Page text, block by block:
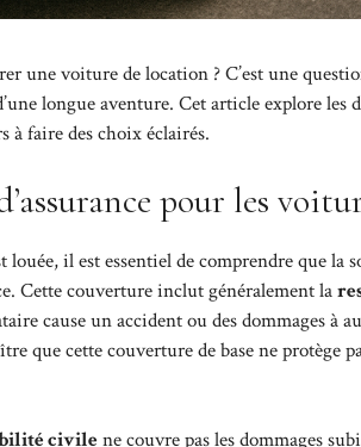
une voiture de location ? C’est une
longue aventure. Cet article explore
à faire des choix éclairés.
pour les
louée, il est essentiel de comprendre que
Cette couverture inclut généralement la
cause un accident ou des dommages à
que cette couverture de base ne protège
civilene couvre pas les dommages